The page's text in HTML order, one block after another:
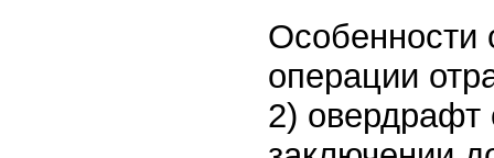
Особенности
операции
2) овердрафт